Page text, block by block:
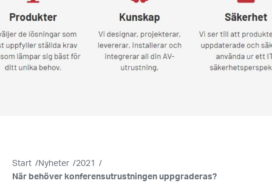
Start / Nyheter /2021
/
När behöver konferensutrustningen uppgraderas?